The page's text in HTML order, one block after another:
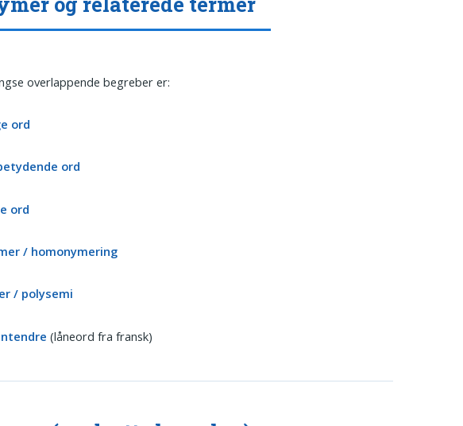
overlappende begreber er:
ord
ord
ord
/ homonymering
/ polysemi
(låneord fra fransk)